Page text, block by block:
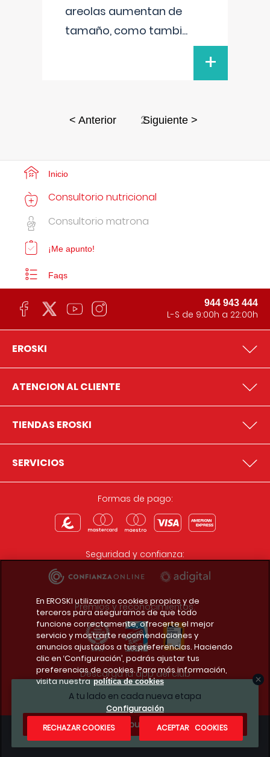
areolas aumentan de
tamaño, como tambi...
+
< Anterior 2Siguiente >
A tu lado en cada nueva etapa
¿Te apuntas?
Inicio
Consultorio nutricional
Consultorio matrona
¡Me apunto!
Faqs
944 943 444
L-S de 9:00h a 22:00h
EROSKI
ATENCION AL CLIENTE
TIENDAS EROSKI
SERVICIOS
Formas de pago:
Seguridad y confianza:
Premios y reconocimientos:
Descarga la app del club
Condiciones legales
En EROSKI utilizamos cookies propias y de
terceros para asegurarnos de que todo
funcione correctamente, ofrecerte el mejor
servicio y mostrarte recomendaciones y
anuncios ajustados a tus preferencias. Haciendo
clic en ‘Configuración’, podrás ajustar tus
preferencias de cookies. Para más información,
visita nuestra política de cookies
Configuración
RECHAZAR COOKIES
ACEPTAR COOKIES